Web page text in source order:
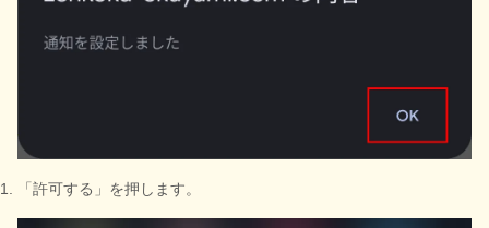
「許可する」を押します。